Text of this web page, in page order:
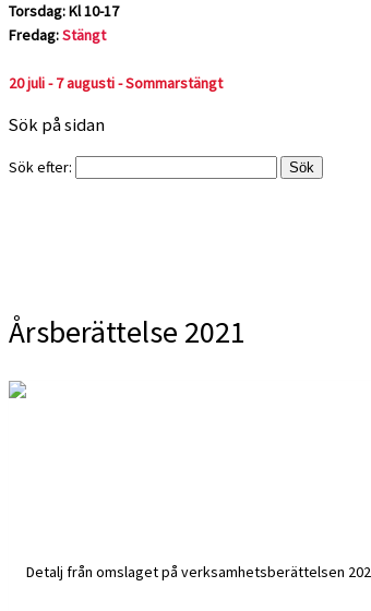
Torsdag: Kl 10-17
Fredag:Stängt
20 juli - 7 augusti - Sommarstängt
Sök på sidan
Sök efter:
Årsberättelse 2021